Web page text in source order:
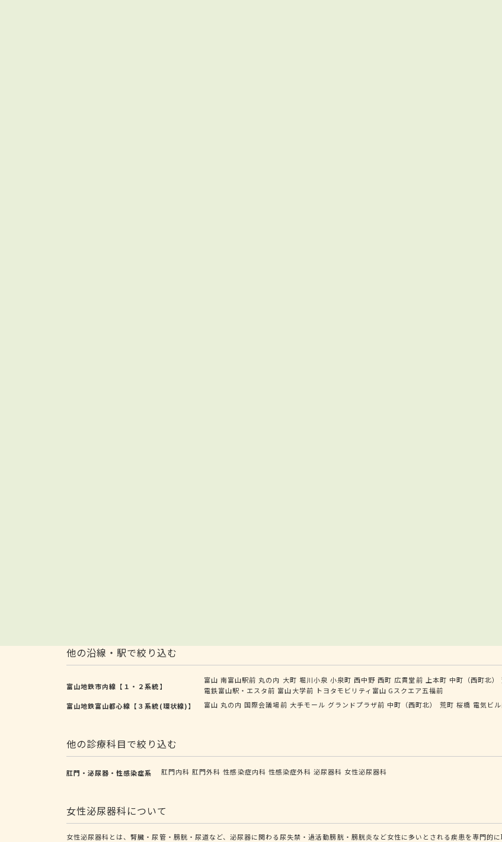
他の沿線・駅で絞り込む
富山地鉄市内線【１・２系統】
富山 南富山駅前 丸の内 大町 堀川小泉 小泉町 西中野 西町 広貫堂前 上本町 中町（西町北）
電鉄富山駅・エスタ前 富山大学前 トヨタモビリティ富山 Gスクエア五福前
富山地鉄富山都心線【３系統(環状線)】
富山 丸の内 国際会議場前 大手モール グランドプラザ前 中町（西町北） 荒町 桜橋 電気ビ
他の診療科目で絞り込む
肛門・泌尿器・性感染症系 肛門内科 肛門外科 性感染症内科 性感染症外科 泌尿器科 女性泌尿器科
女性泌尿器科について
女性泌尿器科とは、腎臓・尿管・膀胱・尿道など、泌尿器に関わる尿失禁・過活動膀胱・膀胱炎など女性に多いとされる疾患を専門的に